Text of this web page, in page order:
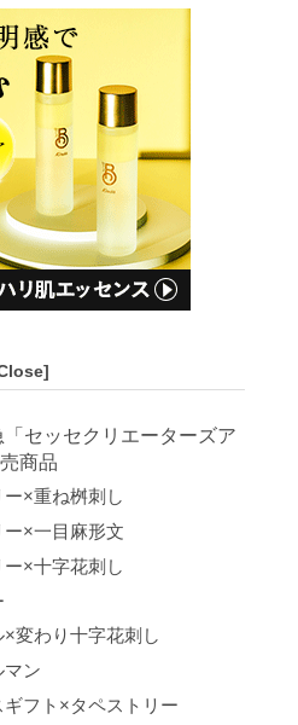
「セッセクリエーターズア
商品
×重ね桝刺し
ー×一目麻形文
×十字花刺し
変わり十字花刺し
マン
ギフト×タペストリー